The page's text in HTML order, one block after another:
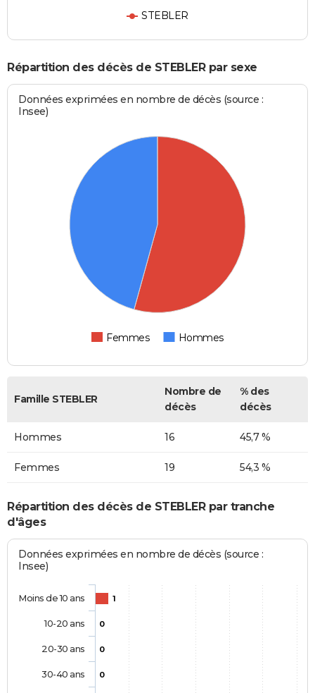
STEBLER
Répartition des décès de STEBLER par sexe
Données exprimées en nombre de décès (source :
Insee)
Femmes Hommes
Famille STEBLER
Nombre de
décès
% des
décès
Hommes 16 45,7 %
Femmes 19 54,3 %
Répartition des décès de STEBLER par tranche
d'âges
Données exprimées en nombre de décès (source :
Insee)
1
0
0
0
Moins de 10 ans
10-20 ans
20-30 ans
30-40 ans